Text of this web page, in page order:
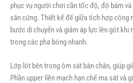
phục vụ người chơi cần tốc độ, độ bám
sân cứng. Thiết kế đế giữa tích hợp công
bước di chuyển và giảm áp lực lên gót khi
trong các pha bóng nhanh.
Lớp lót bên trong ôm sát bàn chân, giúp
Phần upper liền mạch hạn chế ma sát và